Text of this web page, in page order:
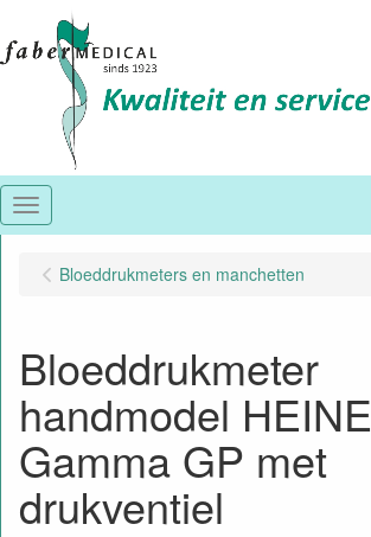
Menu
Bloeddrukmeters en manchetten
Bloeddrukmeter
handmodel HEINE
Gamma GP met
drukventiel